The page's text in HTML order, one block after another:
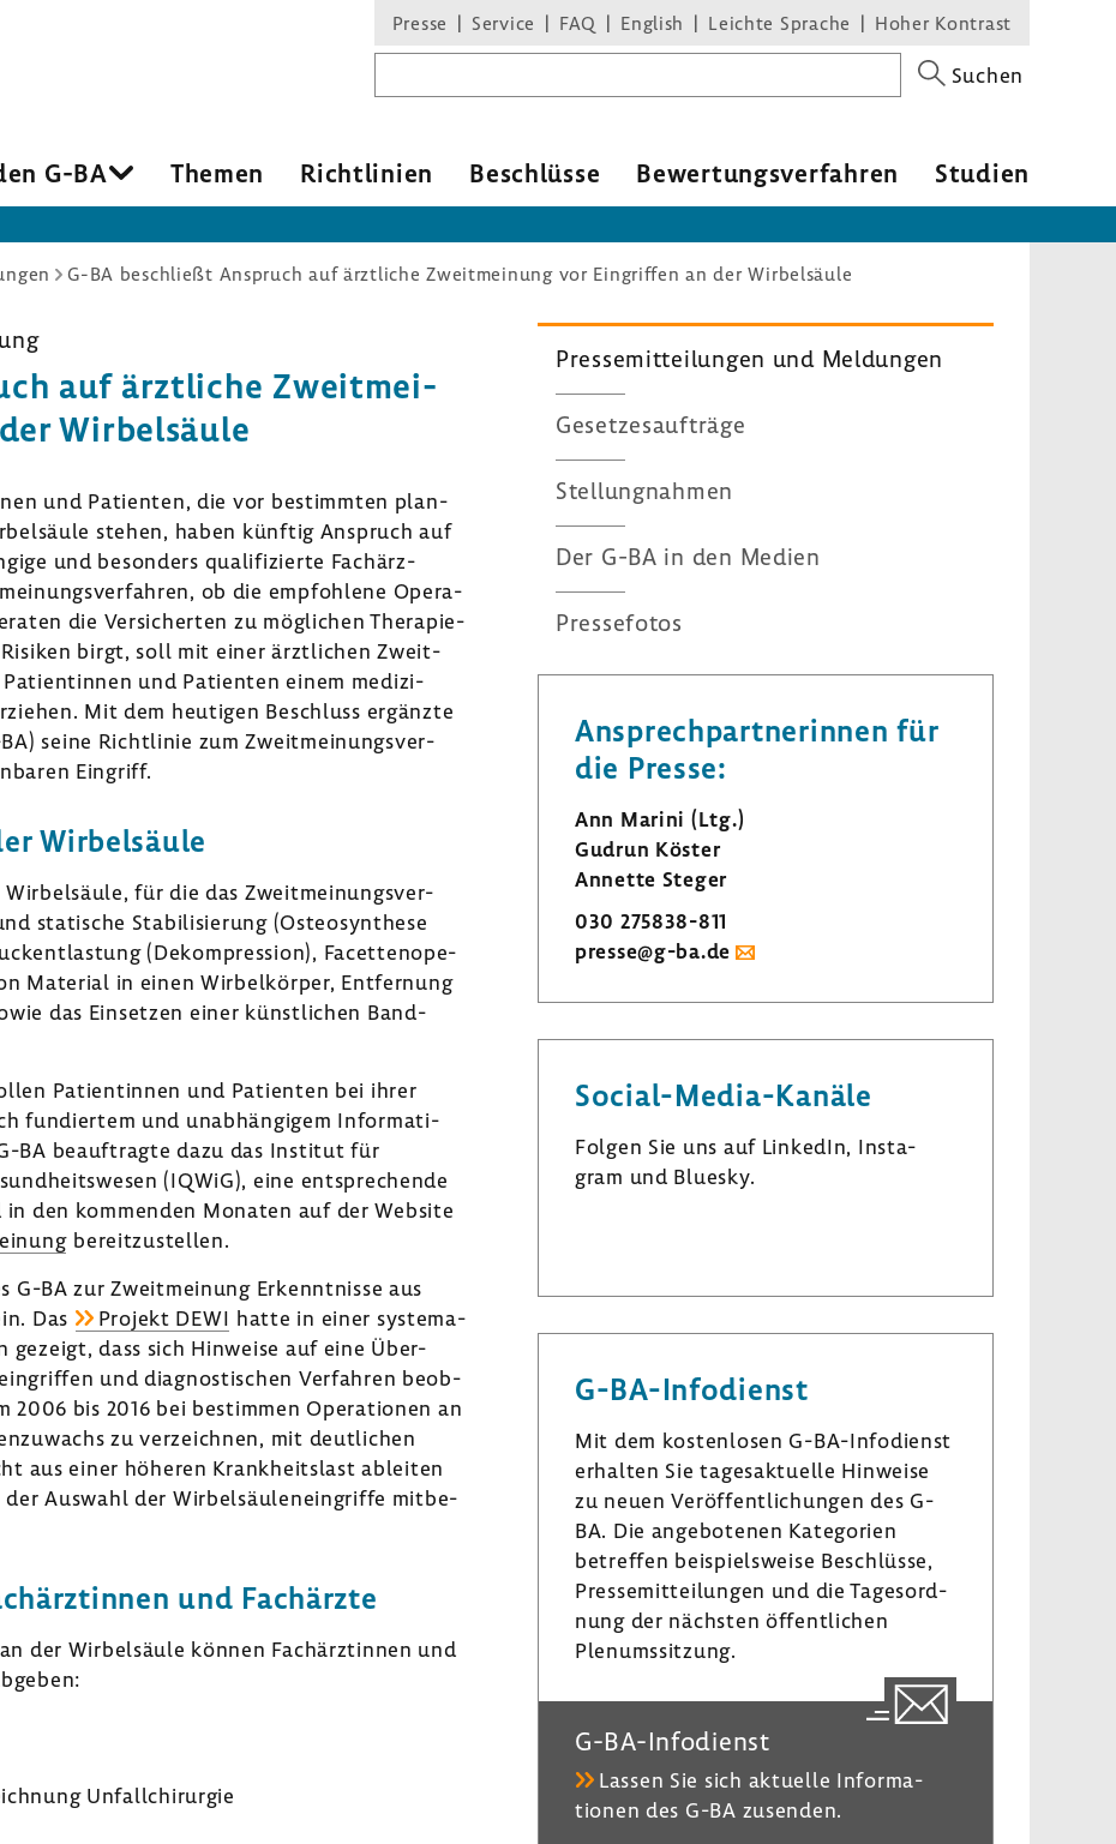
Presse Service FAQ English Leichte Sprache Hoher Kontrast
Suchen
G-BA Themen Richt­li­nien Beschlüsse Bewer­tungs­ver­fahren Studien
G-BA beschließt Anspruch auf ärztliche Zweitmeinung vor Eingriffen an der Wirbelsäule
auf ärzt­liche Zweit­mei­
Wirbel­säule
und Pati­enten, die vor bestimmten plan­
stehen, haben künftig Anspruch auf
und beson­ders quali­fi­zierte Fach­ärz­
ob die empfoh­lene Opera­
die Versi­cherten zu mögli­chen Thera­pie­
birgt, soll mit einer ärzt­li­chen Zweit­
Pati­en­tinnen und Pati­enten einem medi­zi­
Mit dem heutigen Beschluss ergänzte
BA) seine Richt­linie zum Zweit­mei­nungs­ver­
Eingriff.
Wirbel­säule
für die das Zweit­mei­nungs­ver­
stati­sche Stabi­li­sie­rung (Osteo­syn­these
(Dekom­pres­sion), Facet­ten­ope­
Mate­rial in einen Wirbel­körper, Entfer­nung
das Einsetzen einer künst­li­chen Band­
Pati­en­tinnen und Pati­enten bei ihrer
fundiertem und unab­hän­gigem Infor­ma­ti­
BA beauf­tragte dazu das Institut für
(IQWiG), eine entspre­chende
den kommenden Monaten auf der Website
bereit­zu­stellen.
G-BA zur Zweit­mei­nung Erkennt­nisse aus
Das
Projekt DEWI hatte in einer syste­ma­
dass sich Hinweise auf eine Über-
und diagnos­ti­schen Verfahren beob­
2006 bis 2016 bei bestimmen Opera­tionen an
zu verzeichnen, mit deut­li­chen
aus einer höheren Krank­heits­last ableiten
der Auswahl der Wirbel­säu­len­ein­griffe mitbe­
und Fach­ärzte
der Wirbel­säule können Fach­ärz­tinnen und
Unfall­chir­urgie
Pres­se­mit­tei­lungen und Meldungen
Geset­zes­auf­träge
Stel­lung­nahmen
Der G-BA in den Medien
Pres­se­fotos
Ansprech­part­ne­rinnen für
die Presse:
Ann Marini (Ltg.)
Gudrun Köster
Annette Steger
030 275838-​811
presse@g-ba.de
Social-​Media-Kanäle
Folgen Sie uns auf LinkedIn, Insta­
gram und Bluesky.
n
k
d
n
s
t
­
r
a
m
u
e
k
G-​BA-Infodienst
Mit dem kosten­losen G-​BA-Infodienst
erhalten Sie tages­ak­tu­elle Hinweise
zu neuen Veröf­fent­li­chungen des G-
BA. Die ange­bo­tenen Kate­go­rien
betreffen beispiels­weise Beschlüsse,
Pres­se­mit­tei­lungen und die Tages­ord­
nung der nächsten öffent­li­chen
Plenumssit­zung.
G-​BA-Infodienst
Lassen Sie sich aktu­elle Infor­ma­
tionen des G-BA zusenden.